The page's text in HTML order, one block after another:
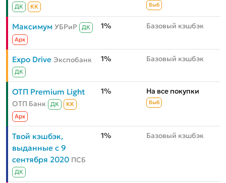
ДК КК Выб
Максимум УБРиР
ДК
Aрх
1% Базовый кэшбэк
Expo Drive Экспобанк
ДК
1% Базовый кэшбэк
ОТП Premium Light
ОТП Банк ДК
КК
Aрх
1% На все покупки
Выб
Твой кэшбэк,
выданные с 9
сентября 2020 ПСБ
ДК
1% Базовый кэшбэк